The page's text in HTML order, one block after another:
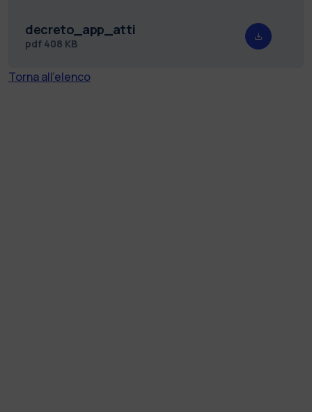
decreto_app_atti
pdf 408 KB
Torna all'elenco